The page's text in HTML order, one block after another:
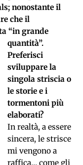
nonostante il
che il
“in grande
quantità”.
Preferisci
sviluppare la
singola striscia o
le storie e i
tormentoni più
elaborati?
In realtà, a essere
sincera, le strisce
mi vengono a
raffica… come gli